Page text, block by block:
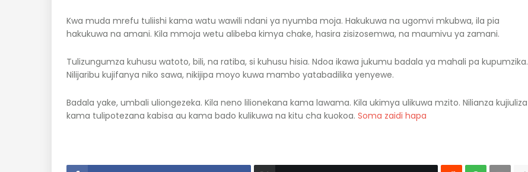
Kwa muda mrefu tuliishi kama watu wawili ndani ya nyumba moja. Hakukuwa na ugomvi mkubwa, ila pia
hakukuwa na amani. Kila mmoja wetu alibeba kimya chake, hasira zisizosemwa, na maumivu ya zamani.
Tulizungumza kuhusu watoto, bili, na ratiba, si kuhusu hisia. Ndoa ikawa jukumu badala ya mahali pa kupumzika.
Nilijaribu kujifanya niko sawa, nikijipa moyo kuwa mambo yatabadilika yenyewe.
Badala yake, umbali uliongezeka. Kila neno lilionekana kama lawama. Kila ukimya ulikuwa mzito. Nilianza kujiuliza
kama tulipotezana kabisa au kama bado kulikuwa na kitu cha kuokoa. Soma zaidi hapa